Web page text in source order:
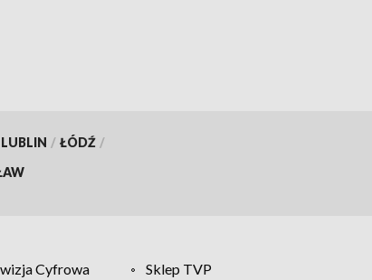
LUBLIN / ŁÓDŹ /
Cyfrowa Sklep TVP